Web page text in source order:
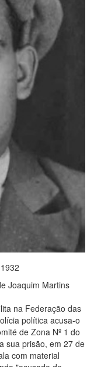
Joaquim Martins
na Federação das
política acusa-o
de Zona Nº 1 do
sua prisão, em 27 de
com material